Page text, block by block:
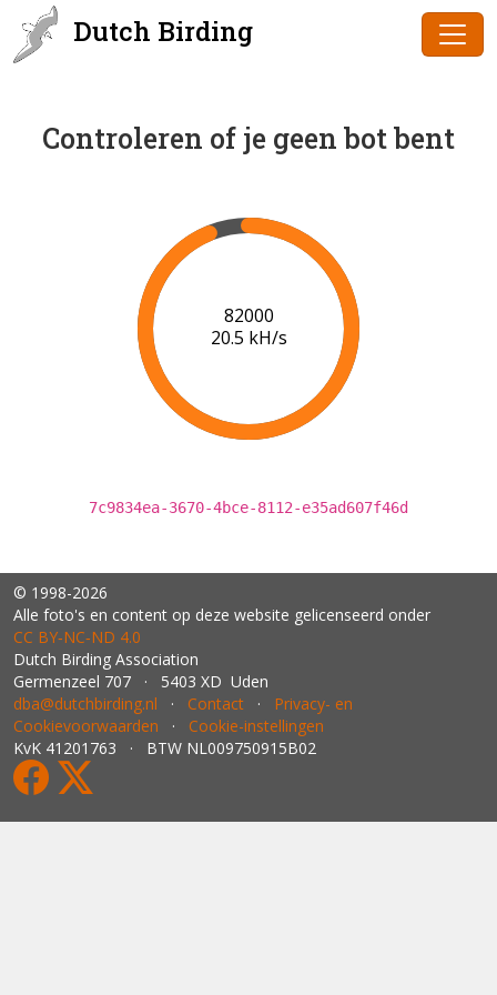
Dutch Birding
Controleren of je geen bot bent
84000
20.6 kH/s
7c9834ea-3670-4bce-8112-e35ad607f46d
© 1998-2026
Alle foto's en content op deze website gelicenseerd onder
CC BY‑NC‑ND 4.0
Dutch Birding Association
Germenzeel 707 · 5403 XD Uden
dba@dutchbirding.nl · Contact · Privacy- en
Cookievoorwaarden · Cookie-instellingen
KvK 41201763 · BTW NL009750915B02